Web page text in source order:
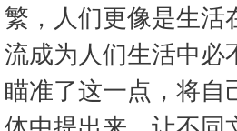
繁，人们更像是生活
流成为人们生活中必
瞄准了这一点，将自